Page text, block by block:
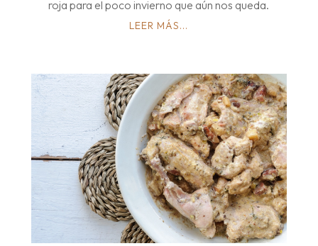
roja para el poco invierno que aún nos queda.
LEER MÁS...